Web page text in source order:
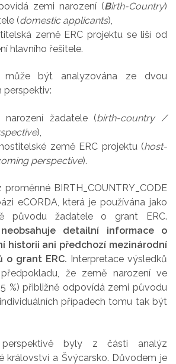
zemi narození (Birth-Country)
(domestic applicants),
země ERC projektu se liší od
hlavního řešitele.
být analyzována ze dvou
perspektiv:
žadatele (birth-country /
),
země ERC projektu (host-
perspective).
BIRTH_COUNTRY_CODE
eCORDA, která je používána jako
původu žadatele o grant ERC.
detailní informace o
historii ani předchozí mezinárodní
o grant ERC. Interpretace výsledků
že země narození ve
%) přibližně odpovídá zemi původu
případech tomu tak být
byly z části analýz
království a Švýcarsko. Důvodem je